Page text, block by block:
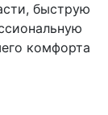
быструю
комфорта